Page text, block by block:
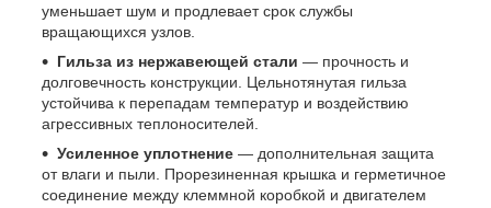
уменьшает шум и продлевает срок службы
вращающихся узлов.
Гильза из нержавеющей стали — прочность и
долговечность конструкции. Цельнотянутая гильза
устойчива к перепадам температур и воздействию
агрессивных теплоносителей.
Усиленное уплотнение — дополнительная защита
от влаги и пыли. Прорезиненная крышка и герметичное
соединение между клеммной коробкой и двигателем